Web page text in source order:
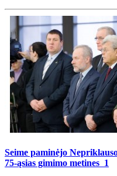
Seime paminėjo
75-ąsias gimimo metines 1